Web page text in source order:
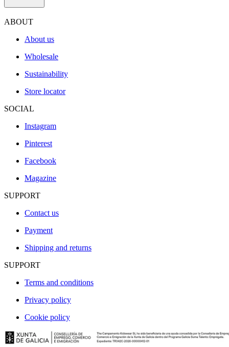
ABOUT
About us
Wholesale
Sustainability
Store locator
SOCIAL
Instagram
Pinterest
Facebook
Magazine
SUPPORT
Contact us
Payment
Shipping and returns
SUPPORT
Terms and conditions
Privacy policy
Cookie policy